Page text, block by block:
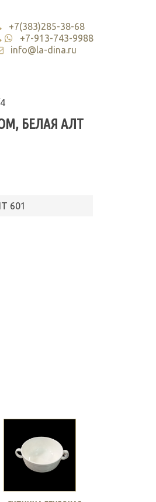
+7(383)285-38-68
+7-913-743-9988
info@la-dina.ru
БЕЛАЯ АЛТ
601